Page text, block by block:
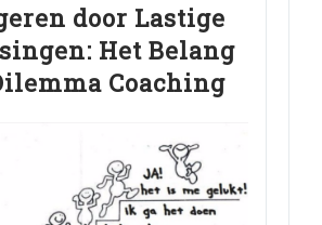
door Lastige
Het Belang
Coaching